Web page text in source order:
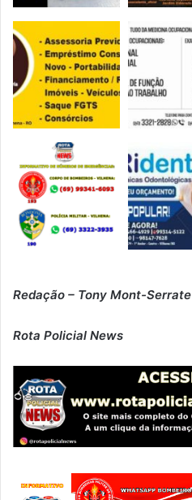
Redação – Tony Mont-Serrate
Rota Policial News